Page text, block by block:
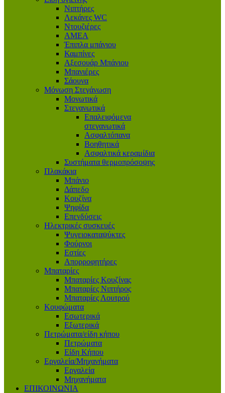
Νιπτήρες
Λεκάνες WC
Ντουζιέρες
ΑΜΕΑ
Έπιπλα μπάνιου
Καμπίνες
Αξεσουάρ Μπάνιου
Μπανιέρες
Σάουνα
Μόνωση Στεγάνωση
Μονωτικά
Στεγανωτικά
Επαλειφόμενα
στεγανωτικά
Ασφαλτόπανα
Βοηθητικά
Ασφαλτικά κεραμίδια
Συστήματα θερμοπρόσοψης
Πλακάκια
Μπάνιο
Δάπεδο
Κουζίνα
Ψηφίδα
Επενδύσεις
Ηλεκτρικές συσκευές
Ψυγειοκαταψύκτες
Φούρνοι
Εστίες
Απορροφητήρες
Μπαταρίες
Μπαταρίες Κουζίνας
Μπαταρίες Νιπτήρος
Μπαταρίες Λουτρού
Κουφώματα
Εσωτερικά
Εξωτερικά
Πετρώματα/είδη κήπου
Πετρώματα
Είδη Κήπου
Εργαλεία/Μηχανήματα
Εργαλεία
Μηχανήματα
ΕΠΙΚΟΙΝΩΝΙΑ